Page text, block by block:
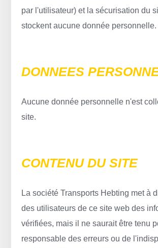
par l'utilisateur) et la sécurisation du
stockent aucune donnée personnelle.
DONNEES
Aucune donnée personnelle n'est
site.
CONTENU DU SITE
La société Transports Hebting met à
des utilisateurs de ce site web des
vérifiées, mais il ne saurait être tenu
responsable des erreurs ou de